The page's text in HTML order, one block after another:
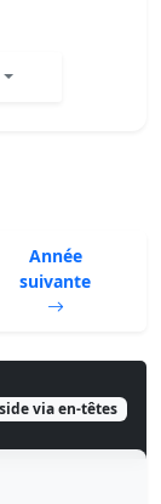
Année
suivante
via en-têtes